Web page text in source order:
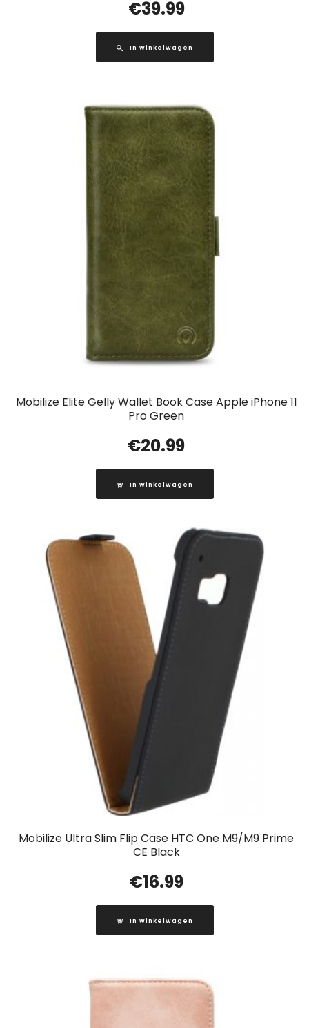
€39.99
In winkelwagen
Mobilize Elite Gelly Wallet Book Case Apple iPhone 11
Pro Green
€20.99
In winkelwagen
Mobilize Ultra Slim Flip Case HTC One M9/M9 Prime
CE Black
€16.99
In winkelwagen